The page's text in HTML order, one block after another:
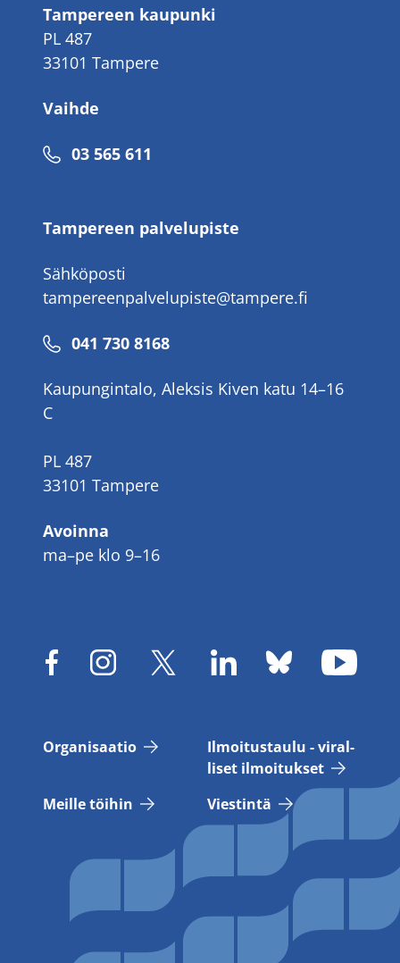
Tampereen kaupunki
PL 487
33101 Tampere
Vaihde
Puhelinnumero
03 565 611
Tampereen palvelupiste
Sähköposti
tampereenpalvelupiste@tampere.fi
Puhelinnumero
041 730 8168
Kaupungintalo, Aleksis Kiven katu 14–16
C
PL 487
33101 Tampere
Avoinna
ma–pe klo 9–16
Or­ga­ni­saa­tio
Il­moi­tus­tau­lu - vi­ral­
li­set il­moi­tuk­set
Meil­le töi­hin
Vies­tin­tä